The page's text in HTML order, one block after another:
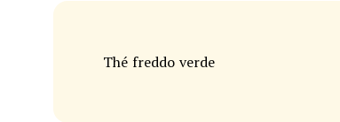
Thé freddo verde